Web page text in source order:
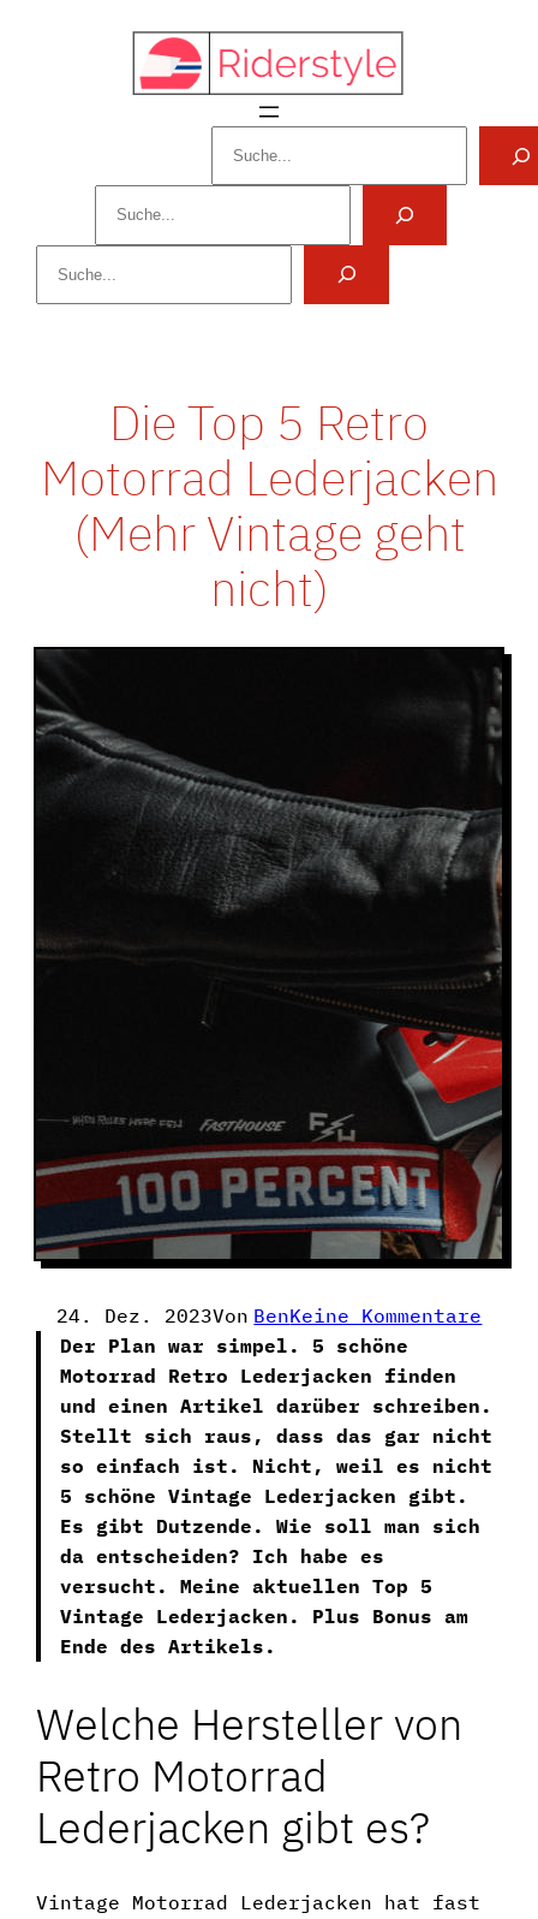
Die Top 5 Retro
Motorrad Lederjacken
(Mehr Vintage geht
nicht)
24. Dez. 2023Von BenKeine Kommentare
5
Der Plan war simpel. 5 schöne
Motorrad Retro Lederjacken finden
und einen Artikel darüber schreiben.
Stellt sich raus, dass das gar nicht
so einfach ist. Nicht, weil es nicht
5 schöne Vintage Lederjacken gibt.
Es gibt Dutzende. Wie soll man sich
da entscheiden? Ich habe es
versucht. Meine aktuellen Top 5
Vintage Lederjacken. Plus Bonus am
Ende des Artikels.
Welche Hersteller von
Retro Motorrad
Lederjacken gibt es?
Vintage Motorrad Lederjacken hat fast